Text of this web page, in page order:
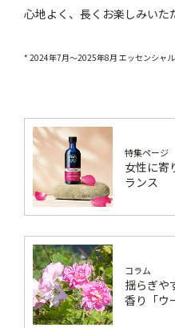
心地よく、長くお楽しみいた
* 2024年7月～2025年8月 エッセンシャ
特集ページ
女性に寄
ランス
コラム
揺らぎや
香り「ウ